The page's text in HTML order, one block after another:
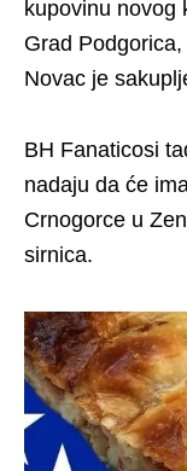
kupovinu novog
Grad
Novac je
BH Fanaticosi
nadaju da će
Crnogorce u
sirnica.